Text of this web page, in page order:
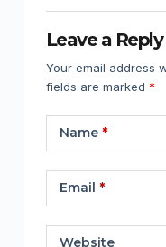
Leave a Reply
Your email address
fields are marked *
Name*
Email *
Website